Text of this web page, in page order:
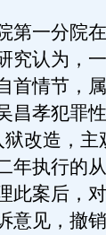
一分院在
究认为，
首情节，
昌孝犯罪
改造，
年执行的
此案后，
意见，撤